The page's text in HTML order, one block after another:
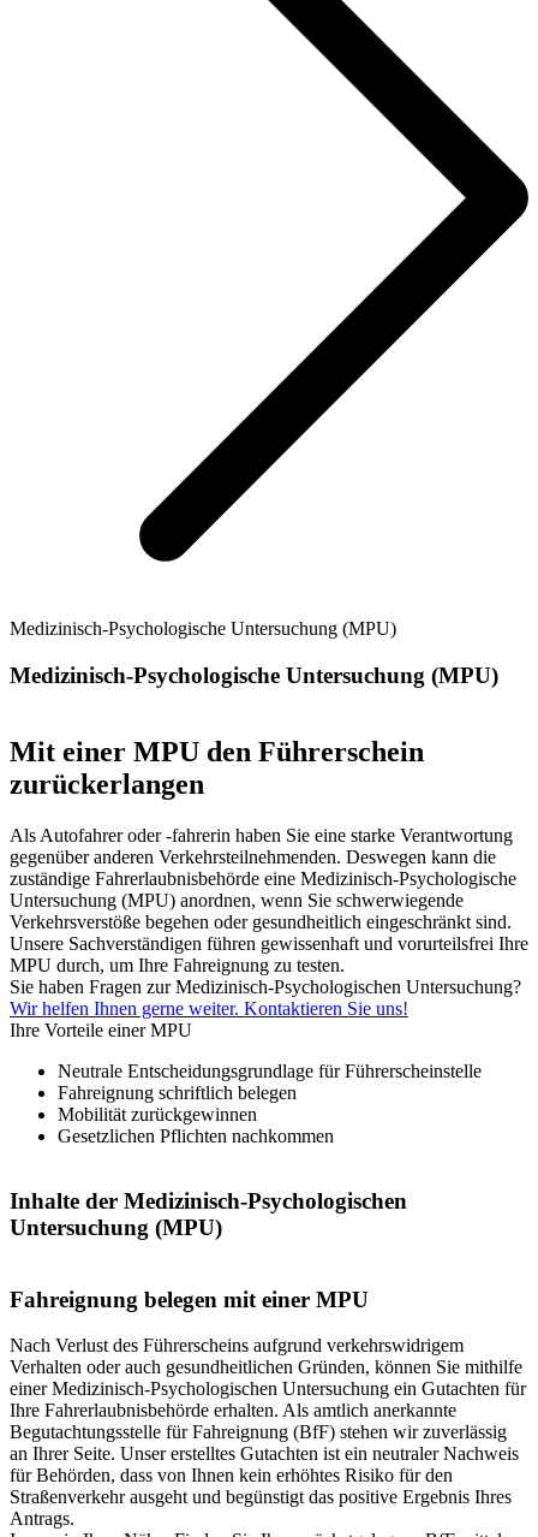
Medizinisch-Psychologische Untersuchung (MPU)
Medizinisch-Psychologische Untersuchung (MPU)
Mit einer MPU den Führerschein
zurückerlangen
Als Autofahrer oder -fahrerin haben Sie eine starke Verantwortung
gegenüber anderen Verkehrsteilnehmenden. Deswegen kann die
zuständige Fahrerlaubnisbehörde eine Medizinisch-Psychologische
Untersuchung (MPU) anordnen, wenn Sie schwerwiegende
Verkehrsverstöße begehen oder gesundheitlich eingeschränkt sind.
Unsere Sachverständigen führen gewissenhaft und vorurteilsfrei Ihre
MPU durch, um Ihre Fahreignung zu testen.
Sie haben Fragen zur Medizinisch-Psychologischen Untersuchung?
Wir helfen Ihnen gerne weiter. Kontaktieren Sie uns!
Ihre Vorteile einer MPU
Neutrale Entscheidungsgrundlage für Führerscheinstelle
Fahreignung schriftlich belegen
Mobilität zurückgewinnen
Gesetzlichen Pflichten nachkommen
Inhalte der Medizinisch-Psychologischen
Untersuchung (MPU)
Fahreignung belegen mit einer MPU
Nach Verlust des Führerscheins aufgrund verkehrswidrigem
Verhalten oder auch gesundheitlichen Gründen, können Sie mithilfe
einer Medizinisch-Psychologischen Untersuchung ein Gutachten für
Ihre Fahrerlaubnisbehörde erhalten. Als amtlich anerkannte
Begutachtungsstelle für Fahreignung (BfF) stehen wir zuverlässig
an Ihrer Seite. Unser erstelltes Gutachten ist ein neutraler Nachweis
für Behörden, dass von Ihnen kein erhöhtes Risiko für den
Straßenverkehr ausgeht und begünstigt das positive Ergebnis Ihres
Antrags.